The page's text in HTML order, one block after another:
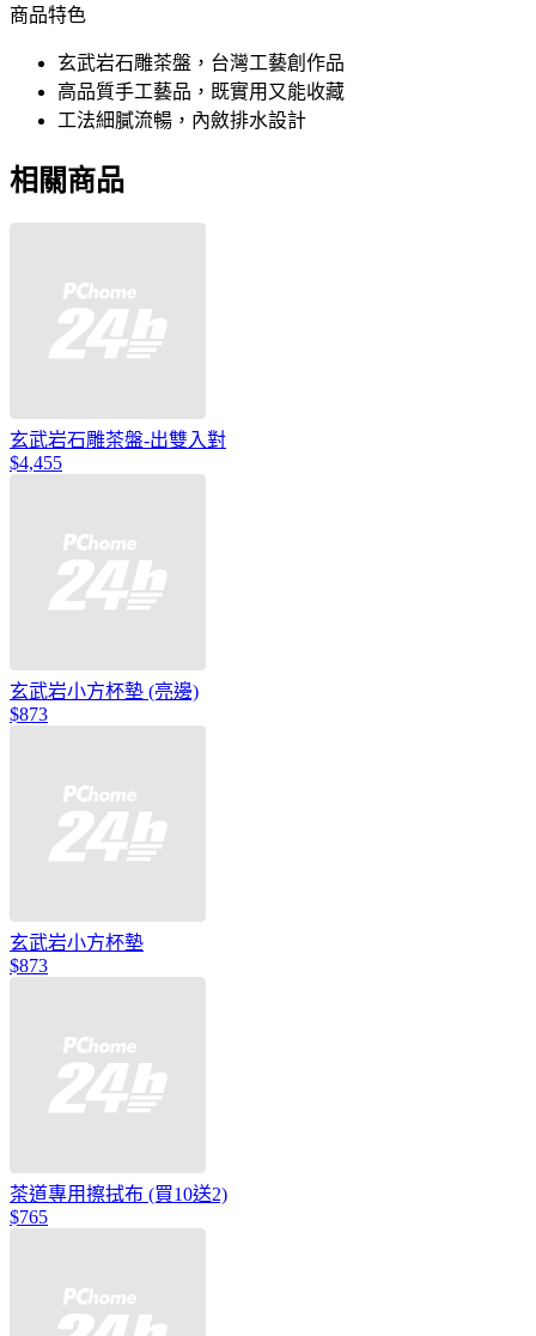
商品特色
玄武岩石雕茶盤，台灣工藝創作品
高品質手工藝品，既實用又能收藏
工法細膩流暢，內斂排水設計
相關商品
玄武岩石雕茶盤-出雙入對
$4,455
玄武岩小方杯墊 (亮邊)
$873
玄武岩小方杯墊
$873
茶道專用擦拭布 (買10送2)
$765